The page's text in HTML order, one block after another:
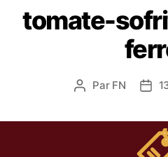
tomate-
Par FN